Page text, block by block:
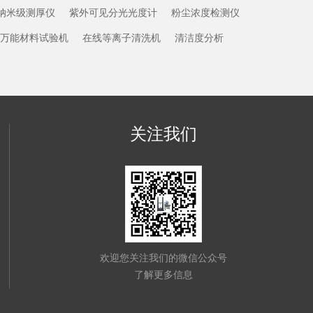
米级测厚仪 紫外可见分光光度计 粉尘浓度检测仪
能材料试验机 在线等离子清洗机 清洁度分析
关注我们
欢迎您关注我们的微信公众号
了解更多信息